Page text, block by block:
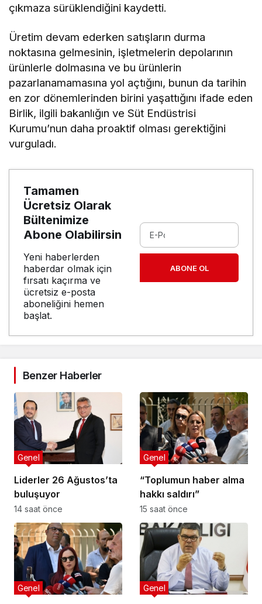
çıkmaza sürüklendiğini kaydetti.
Üretim devam ederken satışların durma
noktasına gelmesinin, işletmelerin depolarının
ürünlerle dolmasına ve bu ürünlerin
pazarlanamamasına yol açtığını, bunun da tarihin
en zor dönemlerinden birini yaşattığını ifade eden
Birlik, ilgili bakanlığın ve Süt Endüstrisi
Kurumu’nun daha proaktif olması gerektiğini
vurguladı.
Tamamen
Ücretsiz Olarak
Bültenimize
Abone Olabilirsin
Yeni haberlerden
haberdar olmak için
fırsatı kaçırma ve
ücretsiz e-posta
aboneliğini hemen
başlat.
ABONE OL
Benzer Haberler
Liderler 26 Ağustos’ta
buluşuyor
Genel
14 saat önce
“Toplumun haber alma
hakkı saldırı”
Genel
15 saat önce
Genel Genel